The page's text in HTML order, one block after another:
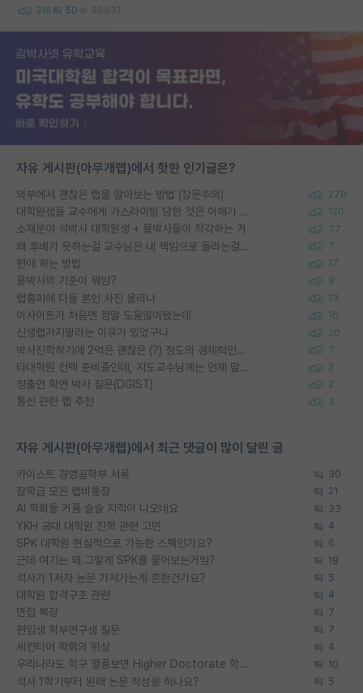
316 50 86931
자유 게시판(아무개랩)에서 핫한 인기글은?
외부에서 괜찮은 랩을 알아보는 방법 (장문주의) 278
대학원생들 교수에게 가스라이팅 당한 것은 이해가 갑니다. 안타깝네요. 120
소재분야 석박사 대학원생 + 물박사들이 착각하는 거 77
왜 후배가 못하는걸 교수님은 내 책임으로 돌리는걸까요? 7
편애 하는 방법 17
물박사의 기준이 뭐임? 9
랩홈피에 다들 본인 사진 올리냐 13
이사이트가 처음엔 정말 도움많이됐는데 16
신생랩가지말라는 이유가 있었구나 20
박사진학하기에 2억은 괜찮은 (?) 정도의 경제력인가요 7
타대학원 컨텍 준비중인데, 지도교수님께는 언제 말씀드려야 할까요? 2
정출연 학연 박사 질문(DGIST) 2
통신 관련 랩 추천 3
자유 게시판(아무개랩)에서 최근 댓글이 많이 달린 글
카이스트 경영공학부 서류 30
장학금 모은 랩비통장 21
AI 학회들 거품 슬슬 지적이 나오네요 33
YKH 공대 대학원 진학 관련 고민 4
SPK 대학원 현실적으로 가능한 스펙인가요? 6
근데 여기는 왜 그렇게 SPK를 물어보는거임? 18
석사가 1저자 논문 가져가는게 흔한건가요? 5
대학원 합격구조 관련 4
면접 복장 7
편입생 학부연구생 질문 7
세컨티어 학회의 위상 4
우리나라도 학구 열풍보면 Higher Doctorate 학위가 필요하다고 봅니다. 10
석사 1학기부터 원래 논문 작성을 하나요? 5